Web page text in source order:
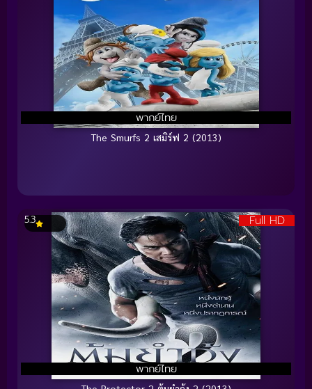
พากย์ไทย
The Smurfs 2 เสมิร์ฟ 2 (2013)
Full HD
พากย์ไทย
5.3